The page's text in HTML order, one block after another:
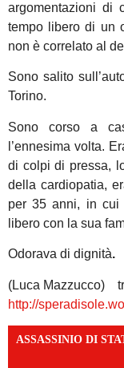
argomentazioni di
tempo libero di un
non è correlato al
Sono salito
Torino.
Sono corso a
l’ennesima volta.
di colpi di pressa,
della cardiopatia,
per 35 anni, in cui
libero con la sua
Odorava di dignità.
(Luca Mazzucco)
http://
ASSASSINIO DI